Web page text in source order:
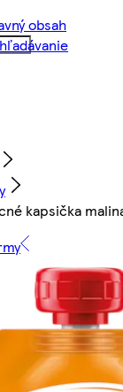
obsah
kapsička